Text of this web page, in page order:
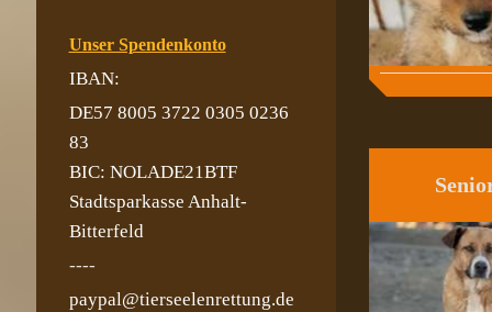
Unser Spendenkonto
IBAN:
DE57 8005 3722 0305 0236
83
BIC: NOLADE21BTF
Stadtsparkasse Anhalt-
Bitterfeld
----
paypal@tierseelenrettung.de